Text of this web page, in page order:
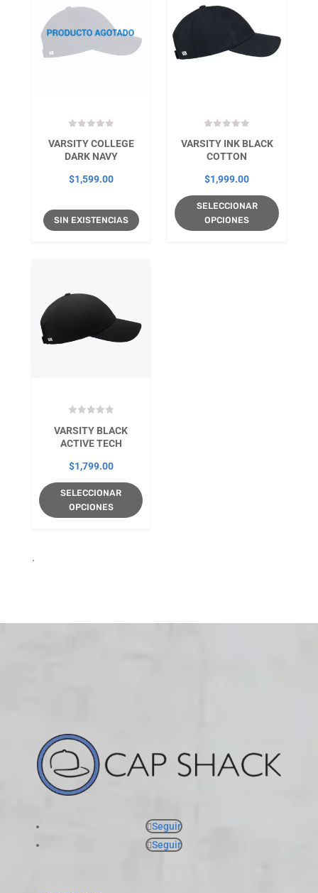
VARSITY COLLEGE
DARK NAVY
$1,599.00
SIN EXISTENCIAS
VARSITY INK BLACK
COTTON
$1,999.00
SELECCIONAR
OPCIONES
VARSITY BLACK
ACTIVE TECH
$1,799.00
SELECCIONAR
OPCIONES
.
Seguir
Seguir